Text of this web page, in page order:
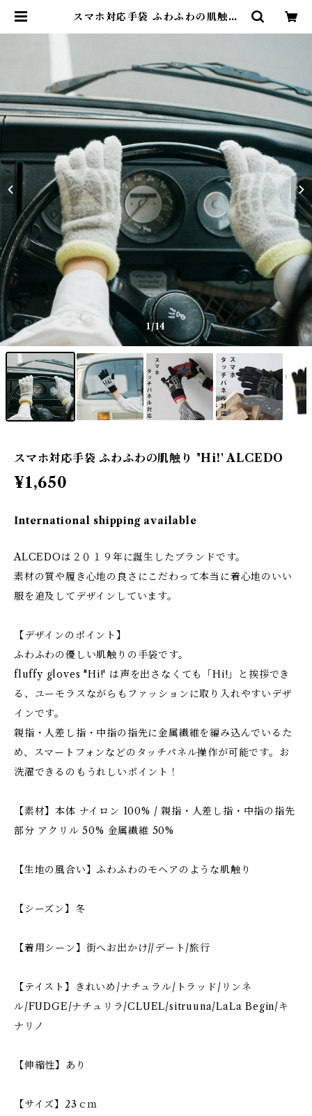
スマホ対応手袋 ふわふわの肌触り
1/14
スマホ対応手袋 ふわふわの肌触り "Hi!' ALCEDO
¥1,650
International shipping available
ALCEDOは２０１９年に誕生したブランドです。
素材の質や履き心地の良さにこだわって本当に着心地のいい
服を追及してデザインしています。
【デザインのポイント】
ふわふわの優しい肌触りの手袋です。
fluffy gloves "Hi!' は声を出さなくても「Hi!」と挨拶でき
る、ユーモラスながらもファッションに取り入れやすいデザ
インです。
親指・人差し指・中指の指先に金属繊維を編み込んでいるた
め、スマートフォンなどのタッチパネル操作が可能です。お
洗濯できるのもうれしいポイント！
【素材】本体 ナイロン 100% / 親指・人差し指・中指の指先
部分 アクリル 50% 金属繊維 50%
【生地の風合い】ふわふわのモヘアのような肌触り
【シーズン】冬
【着用シーン】街へお出かけ//デート/旅行
【テイスト】きれいめ/ナチュラル/トラッド/リンネ
ル/FUDGE/ナチュリラ/CLUEL/sitruuna/LaLa Begin/キ
ナリノ
【伸縮性】あり
【サイズ】23ｃｍ